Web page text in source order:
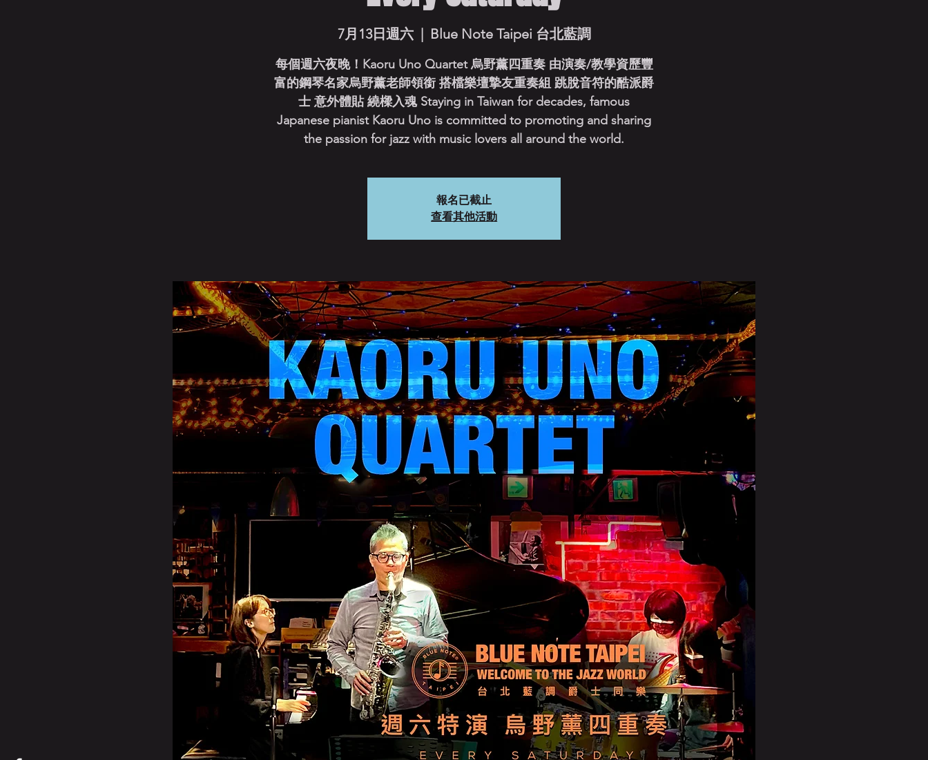
7月13日週六
  |
Blue Note Taipei 台北藍調
每個週六夜晚！Kaoru Uno Quartet 烏野薰四重奏 由演奏/教學資歷豐
富的鋼琴名家烏野薰老師領銜 搭檔樂壇摯友重奏組 跳脫音符的酷派爵
士 意外體貼 繞樑入魂 Staying in Taiwan for decades, famous
Japanese pianist Kaoru Uno is committed to promoting and sharing
the passion for jazz with music lovers all around the world.
報名已截止
查看其他活動